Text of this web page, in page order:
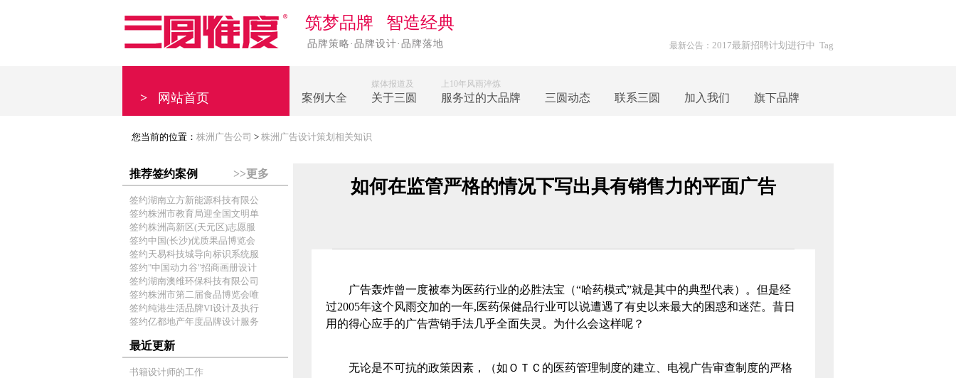
最新公告： 2017最新招聘计划进行中 Tag
筑梦品牌 智造经典
品牌策略·品牌设计·品牌落地
> 网站首页 案例大全
媒体报道及
关于三圆
上10年风雨淬炼
服务过的大品牌 三圆动态 联系三圆 加入我们 旗下品牌
您当前的位置： 株洲广告公司 > 株洲广告设计策划相关知识
推荐签约案例 >>更多
签约湖南立方新能源科技有限公
签约株洲市教育局迎全国文明单
签约株洲高新区(天元区)志愿服
签约中国(长沙)优质果品博览会
签约天易科技城导向标识系统服
签约"中国动力谷"招商画册设计
签约湖南澳维环保科技有限公司
签约株洲市第二届食品博览会唯
签约纯港生活品牌VI设计及执行
签约亿都地产年度品牌设计服务
最近更新
书籍设计师的工作
如何在监管严格的情况下写出具有销售力的平面广告
广告轰炸曾一度被奉为医药行业的必胜法宝（“哈药模式”就是其中的典型代表）。但是经
过2005年这个风雨交加的一年,医药保健品行业可以说遭遇了有史以来最大的困惑和迷茫。昔日
用的得心应手的广告营销手法几乎全面失灵。为什么会这样呢？
无论是不可抗的政策因素，（如ＯＴＣ的医药管理制度的建立、电视广告审查制度的严格